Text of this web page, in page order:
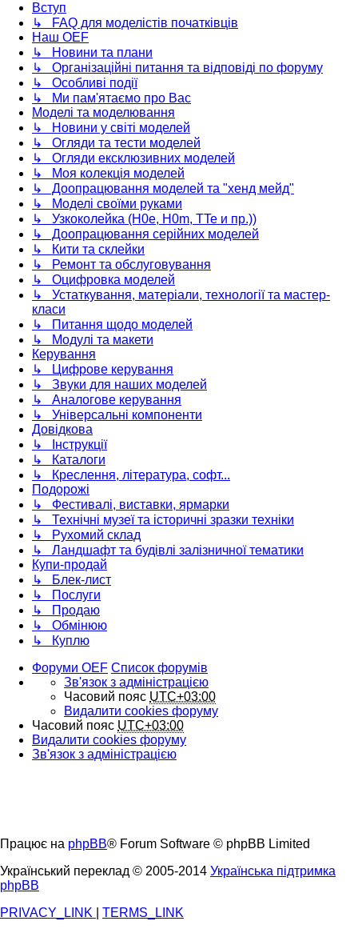
Вступ
↳ FAQ для моделістів початківців
Наш OEF
↳ Новини та плани
↳ Організаційні питання та відповіді по форуму
↳ Особливі події
↳ Ми пам'ятаємо про Вас
Моделі та моделювання
↳ Новини у світі моделей
↳ Огляди та тести моделей
↳ Огляди ексклюзивних моделей
↳ Моя колекція моделей
↳ Доопрацювання моделей та "хенд мейд"
↳ Моделі своїми руками
↳ Узкоколейка (H0e, H0m, TTe и пр.))
↳ Доопрацювання серійних моделей
↳ Кити та склейки
↳ Ремонт та обслуговування
↳ Оцифровка моделей
↳ Устаткування, матеріали, технології та мастер-
класи
↳ Питання щодо моделей
↳ Модулі та макети
Керування
↳ Цифрове керування
↳ Звуки для наших моделей
↳ Аналогове керування
↳ Універсальні компоненти
Довідкова
↳ Інструкції
↳ Каталоги
↳ Креслення, література, софт...
Подорожі
↳ Фестивалі, виставки, ярмарки
↳ Технічні музеї та історичні зразки техніки
↳ Рухомий склад
↳ Ландшафт та будівлі залізничної тематики
Купи-продай
↳ Блек-лист
↳ Послуги
↳ Продаю
↳ Обмінюю
↳ Куплю
Форуми OEF Список форумів
Зв'язок з адміністрацією
Часовий пояс UTC+03:00
Видалити cookies форуму
Часовий пояс UTC+03:00
Видалити cookies форуму
Зв'язок з адміністрацією
Працює на phpBB® Forum Software © phpBB Limited
Український переклад © 2005-2014 Українська підтримка
phpBB
PRIVACY_LINK
TERMS_LINK